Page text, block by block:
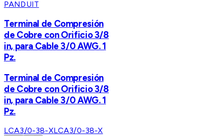
PANDUIT
Terminal de Compresión
de Cobre con Orificio 3/8
in, para Cable 3/0 AWG. 1
Pz.
Terminal de Compresión
de Cobre con Orificio 3/8
in, para Cable 3/0 AWG. 1
Pz.
LCA3/0-38-XLCA3/0-38-X